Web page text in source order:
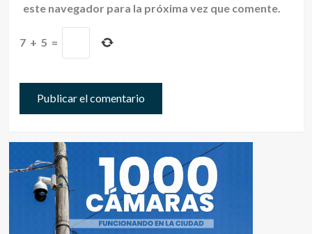
este navegador para la próxima vez que comente.
7 + 5 =